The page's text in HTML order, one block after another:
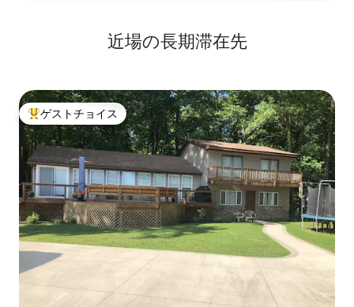
近場の長期滞在先
大好評のゲストチョイスです。
ゲストチョイス